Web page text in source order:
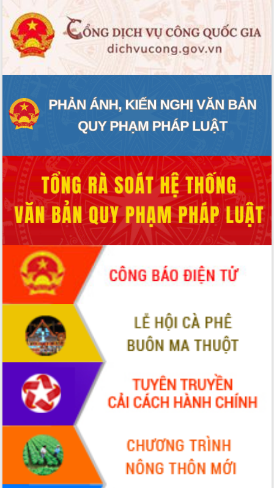
Họp báo thông tin về Hội nghị Công bố
Quy hoạch và Xúc tiến đầu tư tỉnh Đắk
Lắk
Khơi thông điểm nghẽn, đẩy nhanh
giải ngân vốn khắc phục thiên tai
hoạch tỉnh thời kỳ 2021-2030
Hội thảo góp ý hồ sơ điều chỉnh quy
hoạch tỉnh Đắk Lắk thời kỳ 2021-2030,
tầm nhìn đến năm 2050
doanh nghiệp nhà nước
Hội nghị triển khai kết nối mạng
truyền số liệu chuyên dùng phục vụ cơ
quan Đảng, Nhà nước
Lễ phát động chuỗi hoạt động chung
tay làm sạch môi trường
Xã Ea Kar bước chuyển mình trong
công tác cải cách hành chính mô hình
mới
UBND tỉnh họp báo định kỳ tháng 4
năm 2026
Hội thảo khoa học “Giải pháp thúc đẩy
phát triển nền kinh tế xanh tại tỉnh
Đắk Lắk”
Tăng cường giám sát, đôn đốc thực
hiện nhiệm vụ quản lý tài sản công
hàng tuần
Tháo gỡ những vướng mắc, đẩy mạnh
công tác cải cách thủ tục hành chính
tại Trung tâm Phục vụ hành chính
công tỉnh
Đắk Lắk: Tôn vinh 46 giải pháp tại Hội
thi Sáng tạo Kỹ thuật 2024 - 2025
Đắk Lắk rà soát, điều chỉnh Đề án 190
về phát triển nuôi trồng thủy sản